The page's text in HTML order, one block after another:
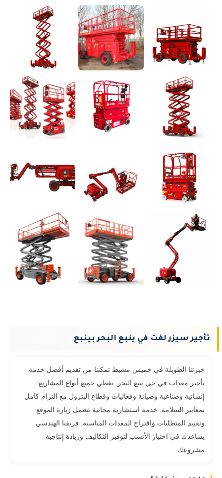
تأجير سيزر لفت في ينبع البحر بينبع
خبرتنا الطويلة في خميس مشيط تمكننا من تقديم أفضل خدمة
تأجير معدات في حي ينبع البحر. نغطي جميع أنواع المشاريع:
إنشائية وصناعية وصيانة وفعاليات وقطاع البترول مع التزام كامل
بمعايير السلامة. خدمة استشارية مجانية تشمل زيارة الموقع
وتقييم المتطلبات واقتراح المعدات المناسبة. فريقنا الهندسي
يساعدك في اختيار الأنسب لتوفير التكاليف وزيادة إنتاجية
مشروعك.